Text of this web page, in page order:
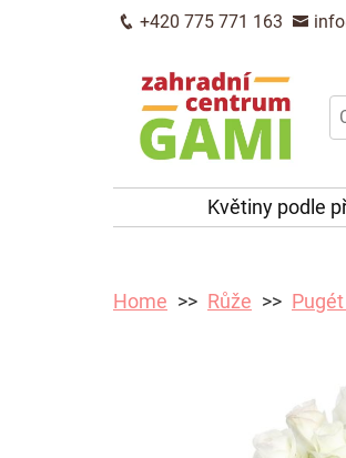
+420 775 771 163
Květiny podle
Home Růže